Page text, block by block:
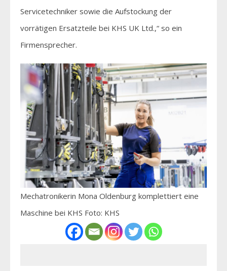
Servicetechniker sowie die Aufstockung der
vorrätigen Ersatzteile bei KHS UK Ltd.,“ so ein
Firmensprecher.
Mechatronikerin Mona Oldenburg komplettiert eine
Maschine bei KHS Foto: KHS